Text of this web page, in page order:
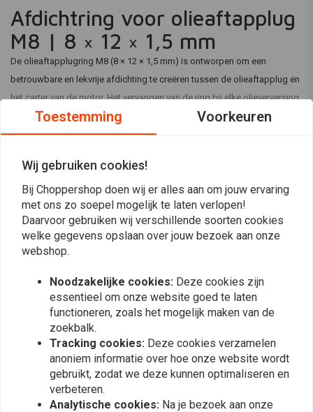
Afdichtring voor olieaftapplug
M8 | 8 × 12 × 1,5 mm
De olieaftapplugring M8 (8 × 12 × 1,5 mm) is ontworpen om een
betrouwbare en lekvrije afdichting te creëren tussen de olieaftapplug en
het carter van de motor. Het vervangen van de ring bij elke olieverversing
helpt olielekkages te voorkomen en zorgt voor een goede
aanhaalmoment van de aftapplug.
Deze afdichtingsring is geschikt voor motorfietsen, scooters en andere
hij ideaal voor zowel professioneel gebruik in werkplaatsen als voor
Schroefdraadmaat: M8
Zorgt voor een veilige, oliedichte afdichting.
Voorkomt olielekkages na olieverversingen
Geschikt voor regelmatig onderhoud en servicebeurten.
Aanbevolen gebruik
Voor een optimale afdichting wordt aanbevolen de afdichtring van de
olieaftapplug bij elke olieverversing te vervangen. Controleer vóór
Reviews
(0 beoordelingen)
Toestemming Voorkeuren
Wij gebruiken cookies!
Bij Choppershop doen wij er alles aan om jouw ervaring
met ons zo soepel mogelijk te laten verlopen!
Daarvoor gebruiken wij verschillende soorten cookies
welke gegevens opslaan over jouw bezoek aan onze
webshop.
Noodzakelijke cookies: Deze cookies zijn
essentieel om onze website goed te laten
functioneren, zoals het mogelijk maken van de
zoekbalk.
Tracking cookies: Deze cookies verzamelen
anoniem informatie over hoe onze website wordt
gebruikt, zodat we deze kunnen optimaliseren en
verbeteren.
Analytische cookies: Na je bezoek aan onze